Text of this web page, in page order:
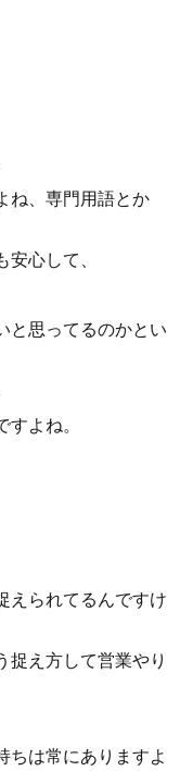
ね、専門用語とか
心して、
と思ってるのかとい
よね。
えられてるんですけ
捉え方して営業やり
ちは常にありますよ